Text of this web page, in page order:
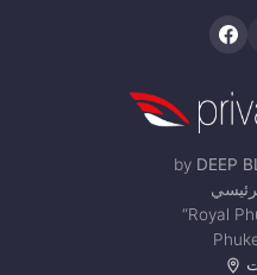
by DEEP
“Royal